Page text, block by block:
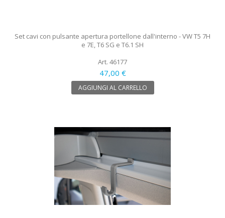
Set cavi con pulsante apertura portellone dall'interno - VW T5 7H
e 7E, T6 SG e T6.1 SH
Art. 46177
47,00 €
AGGIUNGI AL CARRELLO